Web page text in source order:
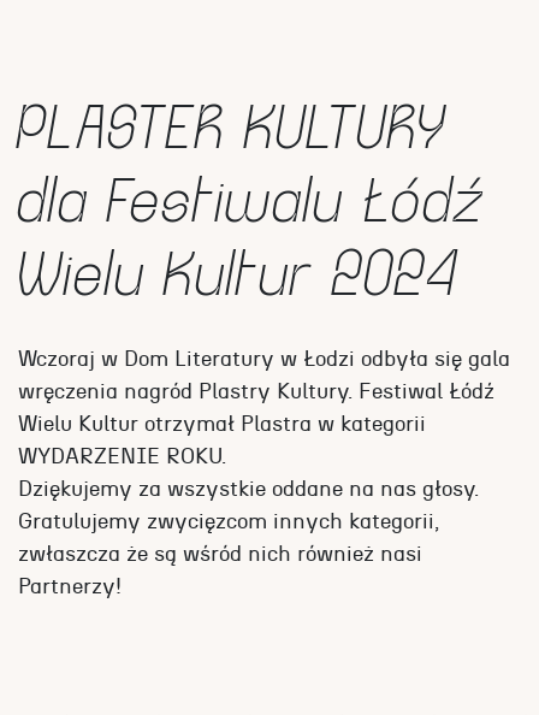
PLASTER KULTURY
dla Festiwalu Łódź
Wielu Kultur 2024
Wczoraj w Dom Literatury w Łodzi odbyła się gala
wręczenia nagród Plastry Kultury. Festiwal Łódź
Wielu Kultur otrzymał Plastra w kategorii
WYDARZENIE ROKU.
Dziękujemy za wszystkie oddane na nas głosy.
Gratulujemy zwycięzcom innych kategorii,
zwłaszcza że są wśród nich również nasi
Partnerzy!